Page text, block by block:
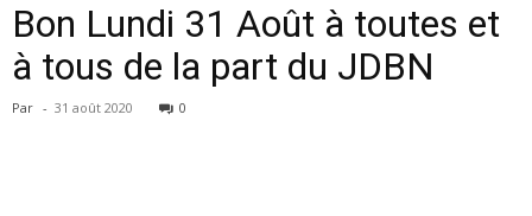
Bon Lundi 31 Août à toutes et
à tous de la part du JDBN
Par - 31 août 2020 0